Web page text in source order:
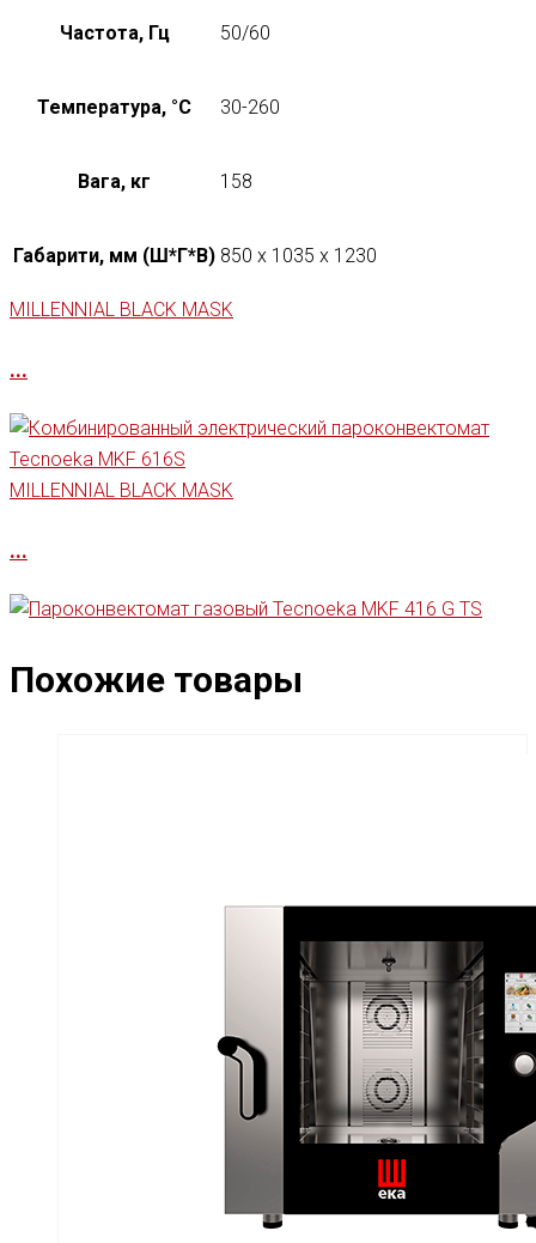
Частота, Гц 50/60
Температура, °C 30-260
Вага, кг 158
Габарити, мм (Ш*Г*В) 850 x 1035 x 1230
MILLENNIAL BLACK MASK
...
MILLENNIAL BLACK MASK
...
Похожие товары